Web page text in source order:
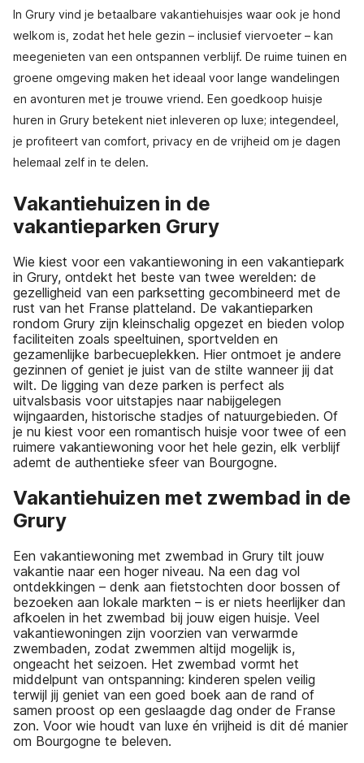
In Grury vind je betaalbare vakantiehuisjes waar ook je hond
welkom is, zodat het hele gezin – inclusief viervoeter – kan
meegenieten van een ontspannen verblijf. De ruime tuinen en
groene omgeving maken het ideaal voor lange wandelingen
en avonturen met je trouwe vriend. Een goedkoop huisje
huren in Grury betekent niet inleveren op luxe; integendeel,
je profiteert van comfort, privacy en de vrijheid om je dagen
helemaal zelf in te delen.
Vakantiehuizen in de
vakantieparken Grury
Wie kiest voor een vakantiewoning in een vakantiepark
in Grury, ontdekt het beste van twee werelden: de
gezelligheid van een parksetting gecombineerd met de
rust van het Franse platteland. De vakantieparken
rondom Grury zijn kleinschalig opgezet en bieden volop
faciliteiten zoals speeltuinen, sportvelden en
gezamenlijke barbecueplekken. Hier ontmoet je andere
gezinnen of geniet je juist van de stilte wanneer jij dat
wilt. De ligging van deze parken is perfect als
uitvalsbasis voor uitstapjes naar nabijgelegen
wijngaarden, historische stadjes of natuurgebieden. Of
je nu kiest voor een romantisch huisje voor twee of een
ruimere vakantiewoning voor het hele gezin, elk verblijf
ademt de authentieke sfeer van Bourgogne.
Vakantiehuizen met zwembad in de
Grury
Een vakantiewoning met zwembad in Grury tilt jouw
vakantie naar een hoger niveau. Na een dag vol
ontdekkingen – denk aan fietstochten door bossen of
bezoeken aan lokale markten – is er niets heerlijker dan
afkoelen in het zwembad bij jouw eigen huisje. Veel
vakantiewoningen zijn voorzien van verwarmde
zwembaden, zodat zwemmen altijd mogelijk is,
ongeacht het seizoen. Het zwembad vormt het
middelpunt van ontspanning: kinderen spelen veilig
terwijl jij geniet van een goed boek aan de rand of
samen proost op een geslaagde dag onder de Franse
zon. Voor wie houdt van luxe én vrijheid is dit dé manier
om Bourgogne te beleven.